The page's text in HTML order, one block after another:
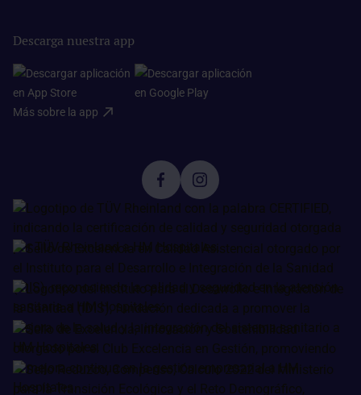
Descarga nuestra app
Más sobre la app​